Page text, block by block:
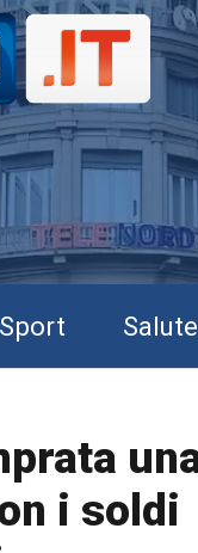
Sport Salute
i soldi